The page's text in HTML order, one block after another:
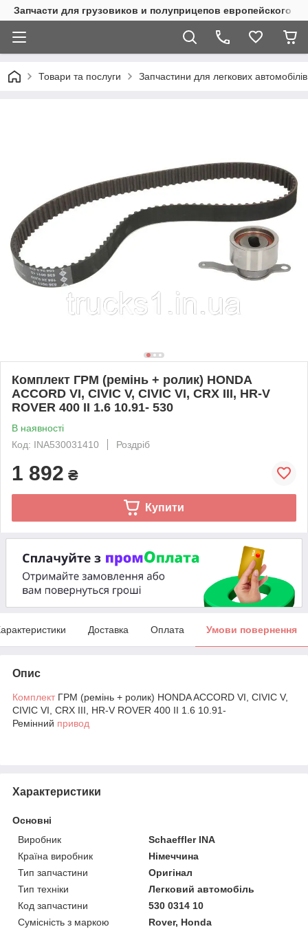
Запчасти для грузовиков и полуприцепов европейского
Товари та послуги Запчастини для легкових автомобілів
Комплект ГРМ (ремінь + ролик) HONDA
ACCORD VI, CIVIC V, CIVIC VI, CRX III, HR-V
ROVER 400 II 1.6 10.91- 530
В наявності
Код: INA530031410
Роздріб
1 892 ₴
Купити
Доставка Оплата Умови повернення
Опис
Комплект ГРМ (ремінь + ролик) HONDA ACCORD VI, CIVIC V,
CIVIC VI, CRX III, HR-V ROVER 400 II 1.6 10.91-
Ремінний привод
Характеристики
Основні
Виробник
Schaeffler INA
Країна виробник
Німеччина
Тип запчастини
Оригінал
Тип техніки
Легковий автомобіль
Код запчастини
530 0314 10
Сумісність з маркою
Rover, Honda